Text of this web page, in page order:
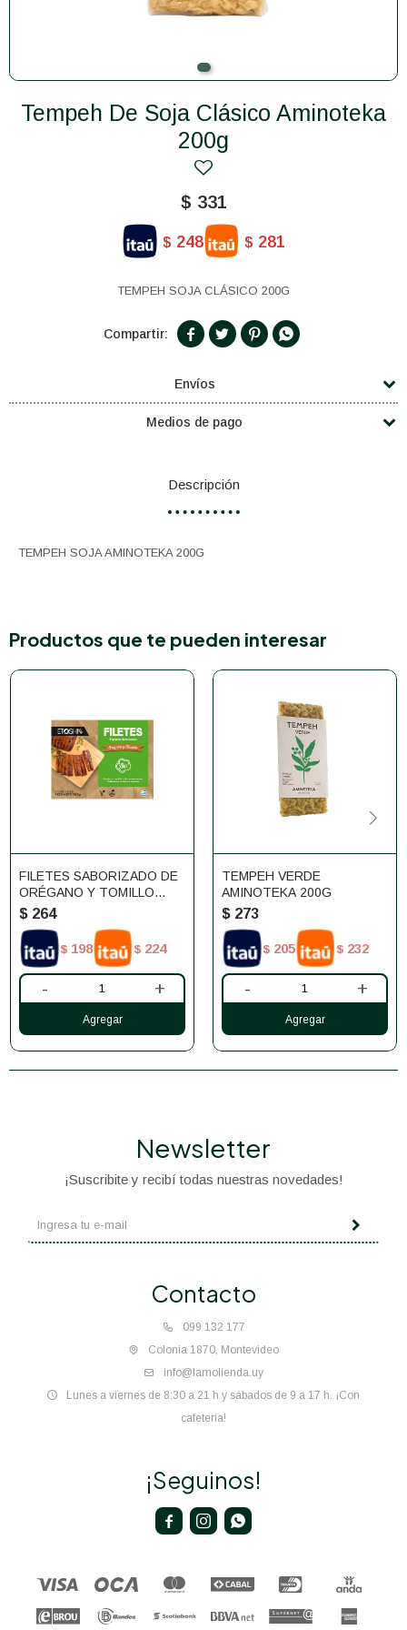
Tempeh De Soja Clásico Aminoteka
200g
$ 331
$ 248 $ 281
TEMPEH SOJA CLÁSICO 200G
   
Envíos
Medios de pago
Descripción
TEMPEH SOJA AMINOTEKA 200G
Productos que te pueden interesar
FILETES SABORIZADO DE
ORÉGANO Y TOMILLO
ETOSHA 6 UNIDADES
$ 264
$ 198 $ 224
- +
TEMPEH VERDE
AMINOTEKA 200G
$ 273
$ 205 $ 232
- +
Contacto
099 132 177
Colonia 1870, Montevideo
info@lamolienda.uy
Lunes a viernes de 8:30 a 21 h y sábados de 9 a 17 h. ¡Con
cafetería!
Newsletter
¡Suscribite y recibí todas nuestras novedades!
¡Seguinos!
  